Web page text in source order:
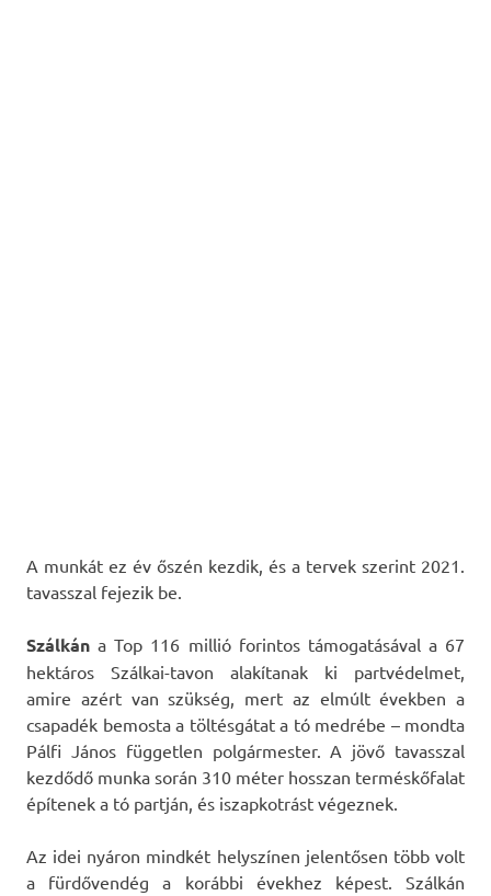
A munkát ez év őszén kezdik, és a tervek szerint 2021.
tavasszal fejezik be.
Szálkán a Top 116 millió forintos támogatásával a 67
hektáros Szálkai-tavon alakítanak ki partvédelmet,
amire azért van szükség, mert az elmúlt években a
csapadék bemosta a töltésgátat a tó medrébe – mondta
Pálfi János független polgármester. A jövő tavasszal
kezdődő munka során 310 méter hosszan terméskőfalat
építenek a tó partján, és iszapkotrást végeznek.
Az idei nyáron mindkét helyszínen jelentősen több volt
a fürdővendég a korábbi évekhez képest. Szálkán